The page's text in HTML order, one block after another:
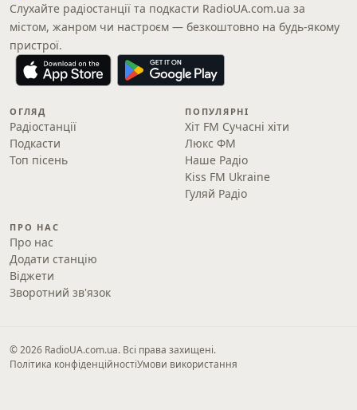
Слухайте радіостанції та подкасти RadioUA.com.ua за
містом, жанром чи настроєм — безкоштовно на будь-якому
пристрої.
ОГЛЯД
Радіостанції
Подкасти
Топ пісень
ПОПУЛЯРНІ
Хіт FM Сучасні хіти
Люкс ФМ
Наше Радіо
Kiss FM Ukraine
Гуляй Радіо
ПРО НАС
Про нас
Додати станцію
Віджети
Зворотний зв'язок
© 2026 RadioUA.com.ua. Всі права захищені.
Політика конфіденційностіУмови використання